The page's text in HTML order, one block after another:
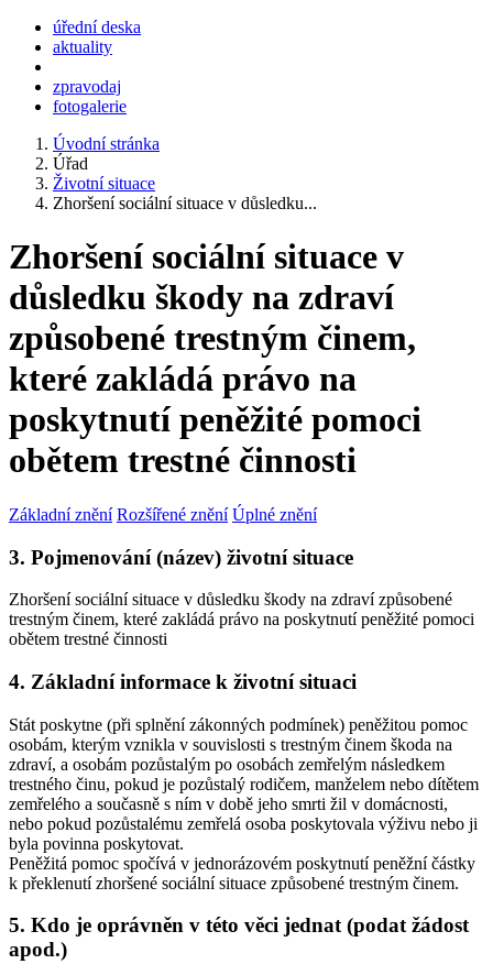
úřední deska
aktuality
zpravodaj
fotogalerie
Úvodní stránka
Úřad
Životní situace
Zhoršení sociální situace v důsledku...
Zhoršení sociální situace v
důsledku škody na zdraví
způsobené trestným činem,
které zakládá právo na
poskytnutí peněžité pomoci
obětem trestné činnosti
Základní znění Rozšířené znění Úplné znění
3. Pojmenování (název) životní situace
Zhoršení sociální situace v důsledku škody na zdraví způsobené
trestným činem, které zakládá právo na poskytnutí peněžité pomoci
obětem trestné činnosti
4. Základní informace k životní situaci
Stát poskytne (při splnění zákonných podmínek) peněžitou pomoc
osobám, kterým vznikla v souvislosti s trestným činem škoda na
zdraví, a osobám pozůstalým po osobách zemřelým následkem
trestného činu, pokud je pozůstalý rodičem, manželem nebo dítětem
zemřelého a současně s ním v době jeho smrti žil v domácnosti,
nebo pokud pozůstalému zemřelá osoba poskytovala výživu nebo ji
byla povinna poskytovat.
Peněžitá pomoc spočívá v jednorázovém poskytnutí peněžní částky
k překlenutí zhoršené sociální situace způsobené trestným činem.
5. Kdo je oprávněn v této věci jednat (podat žádost
apod.)